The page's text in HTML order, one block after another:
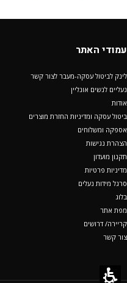
עמודי האתר
לינק לביטול עסקה-מעבר לצור קשר
נעליים לנשים אונליין
אודות
ביטול עסקה ומדיניות החזרת מוצרים
אספקה ומשלוחים
הצהרת נגישות
תקנון מועדון
מדיניות פרטיות
סרגל מידות נעלים
בלוג
מפת אתר
קריירה/ דרושים
צור קשר